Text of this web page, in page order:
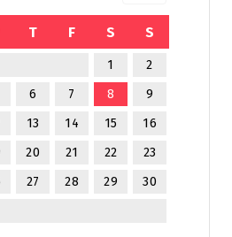
T F S S
1
2
6 7 8
9
13 14 15
16
20 21 22
23
27 28 29
30